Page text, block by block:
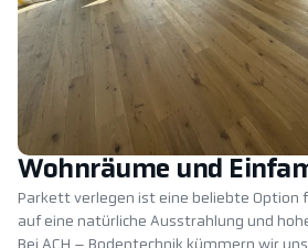
Wohnräume und
Parkett verlegen ist eine beliebte Option
auf eine natürliche Ausstrahlung und